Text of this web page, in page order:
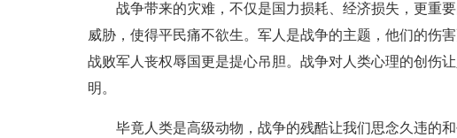
战争带来的灾难，不仅是国力损耗、经济损失，更重
威胁，使得平民痛不欲生。军人是战争的主题，他们的伤
战败军人丧权辱国更是提心吊胆。战争对人类心理的创伤
明。
毕竟人类是高级动物，战争的残酷让我们思念久违的